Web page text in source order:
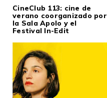
CineClub 113: cine de
verano coorganizado por
la Sala Apolo y el
Festival In-Edit